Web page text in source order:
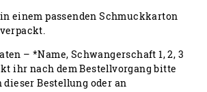
einem passenden Schmuckkarton
– *Name, Schwangerschaft 1, 2, 3
ihr nach dem Bestellvorgang bitte
Bestellung oder an